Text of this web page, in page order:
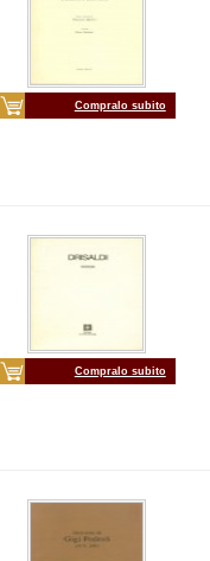
Compralo subito
Compralo subito